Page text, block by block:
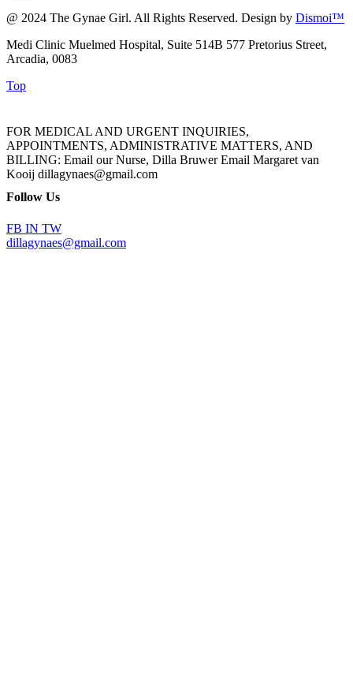
@ 2024 The Gynae Girl. All Rights Reserved. Design by Dismoi™
Medi Clinic Muelmed Hospital, Suite 514B 577 Pretorius Street,
Arcadia, 0083
Top
FOR MEDICAL AND URGENT INQUIRIES,
APPOINTMENTS, ADMINISTRATIVE MATTERS, AND
BILLING: Email our Nurse, Dilla Bruwer Email Margaret van
Kooij dillagynaes@gmail.com
Follow Us
FB IN TW
dillagynaes@gmail.com